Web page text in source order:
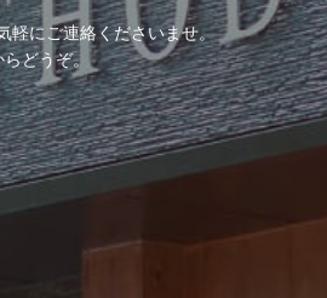
軽にご連絡くださいませ。
どうぞ。